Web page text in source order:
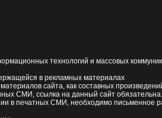
технологий и массовых
в рекламных материалах
сайта, как составных
СМИ, ссылка на данный сайт
в печатных СМИ, необходимо письменное